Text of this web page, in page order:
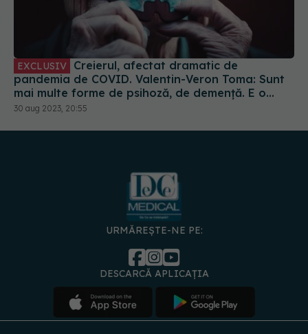
EXCLUSIV
pandemia de COVID. Valentin-Veron Toma: Sunt
mai multe forme de psihoză, de demență. E o
accelerare a unor fenomene care păreau să fie
30 aug 2023, 20:55
URMĂREȘTE-NE PE:
DESCARCĂ APLICAȚIA